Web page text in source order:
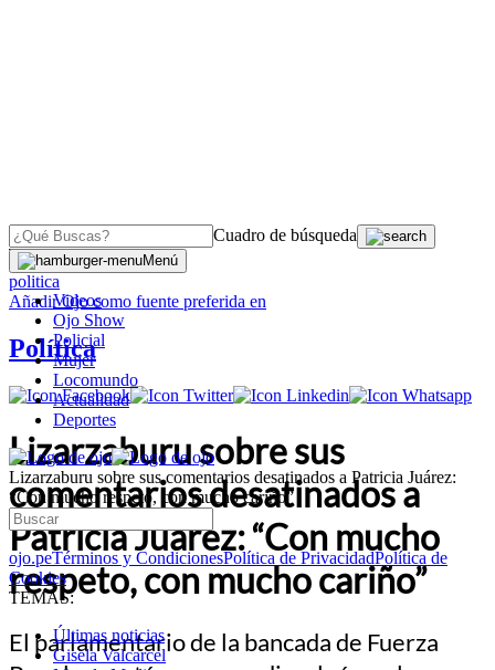
Cuadro de búsqueda
Menú
Videos
Ojo Show
Policial
Mujer
Locomundo
Actualidad
Deportes
Lizarzaburu sobre sus comentarios desatinados a Patricia Juárez:
“Con mucho respeto, con mucho cariño”
ojo.peTérminos y CondicionesPolítica de PrivacidadPolítica de
Cookies
TEMAS:
Últimas noticias
Gisela Valcarcel
OJO
politica
AñadirOjocomo fuente preferida en
Política
Lizarzaburu sobre sus
comentarios desatinados a
Patricia Juárez: “Con mucho
respeto, con mucho cariño”
El parlamentario de la bancada de Fuerza